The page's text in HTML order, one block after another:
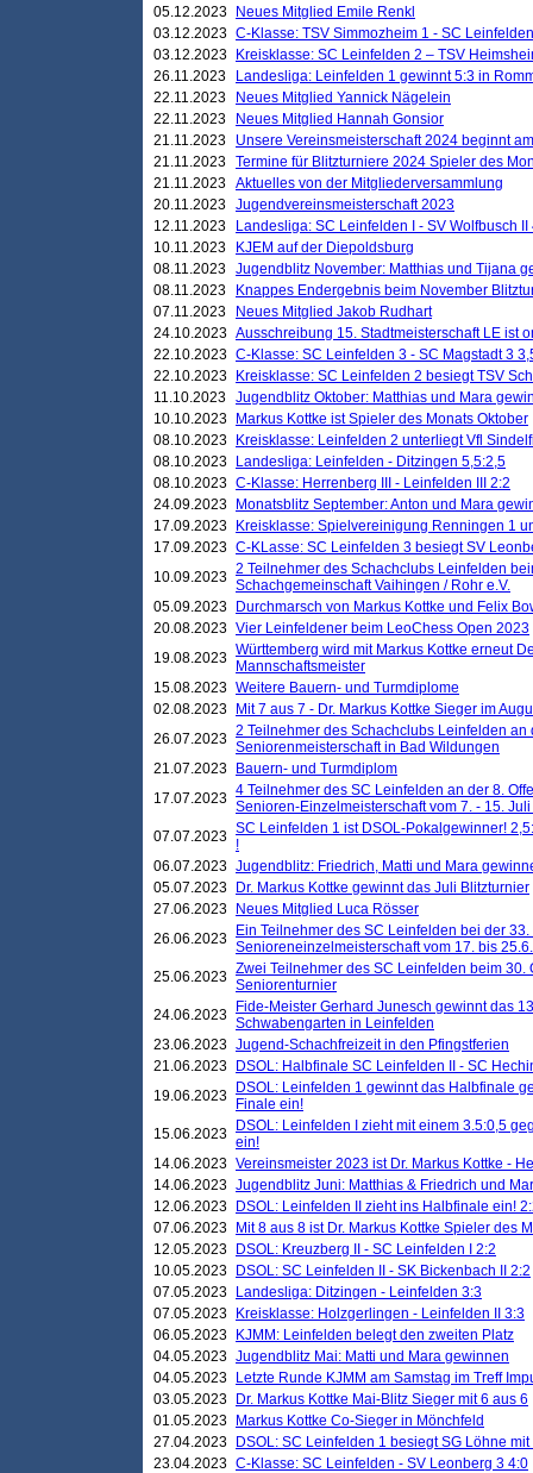
05.12.2023
Neues Mitglied Emile Renkl
03.12.2023 C-Klasse: TSV Simmozheim 1 - SC
03.12.2023
Kreisklasse: SC Leinfelden 2 – TSV
26.11.2023
Landesliga: Leinfelden 1 gewinnt 5:3 in
22.11.2023
Neues Mitglied Yannick Nägelein
22.11.2023
Neues Mitglied Hannah Gonsior
21.11.2023
Unsere Vereinsmeisterschaft 2024 beginnt
21.11.2023 Termine für Blitzturniere 2024 Spieler des
21.11.2023 Aktuelles von der Mitgliederversammlung
20.11.2023 Jugendvereinsmeisterschaft 2023
12.11.2023
Landesliga: SC Leinfelden I - SV Wolfbusch II
10.11.2023
KJEM auf der Diepoldsburg
08.11.2023 Jugendblitz November: Matthias und Tijana
08.11.2023
Knappes Endergebnis beim November
07.11.2023
Neues Mitglied Jakob Rudhart
24.10.2023 Ausschreibung 15. Stadtmeisterschaft LE ist
22.10.2023 C-Klasse: SC Leinfelden 3 - SC Magstadt 3
22.10.2023
Kreisklasse: SC Leinfelden 2 besiegt TSV
11.10.2023 Jugendblitz Oktober: Matthias und Mara
10.10.2023
Markus Kottke ist Spieler des Monats Oktober
08.10.2023
Kreisklasse: Leinfelden 2 unterliegt Vfl
08.10.2023
Landesliga: Leinfelden - Ditzingen 5,5:2,5
08.10.2023 C-Klasse: Herrenberg III - Leinfelden III 2:2
24.09.2023
Monatsblitz September: Anton und Mara
17.09.2023
Kreisklasse: Spielvereinigung Renningen 1
17.09.2023 C-KLasse: SC Leinfelden 3 besiegt SV
10.09.2023 2 Teilnehmer des Schachclubs Leinfelden
Schachgemeinschaft Vaihingen / Rohr e.V.
05.09.2023
Durchmarsch von Markus Kottke und Felix
20.08.2023 Vier Leinfeldener beim LeoChess Open 2023
19.08.2023 Württemberg wird mit Markus Kottke erneut
Mannschaftsmeister
15.08.2023 Weitere Bauern- und Turmdiplome
02.08.2023
Mit 7 aus 7 - Dr. Markus Kottke Sieger im
26.07.2023 2 Teilnehmer des Schachclubs Leinfelden an
Seniorenmeisterschaft in Bad Wildungen
21.07.2023
Bauern- und Turmdiplom
17.07.2023 4 Teilnehmer des SC Leinfelden an der 8.
Senioren-Einzelmeisterschaft vom 7. - 15.
07.07.2023 SC Leinfelden 1 ist DSOL-Pokalgewinner!
!
06.07.2023 Jugendblitz: Friedrich, Matti und Mara
05.07.2023
Dr. Markus Kottke gewinnt das Juli Blitzturnier
27.06.2023
Neues Mitglied Luca Rösser
26.06.2023
Ein Teilnehmer des SC Leinfelden bei der
Senioreneinzelmeisterschaft vom 17. bis
25.06.2023 Zwei Teilnehmer des SC Leinfelden beim
Seniorenturnier
24.06.2023
Fide-Meister Gerhard Junesch gewinnt das
Schwabengarten in Leinfelden
23.06.2023 Jugend-Schachfreizeit in den Pfingstferien
21.06.2023
DSOL: Halbfinale SC Leinfelden II - SC
19.06.2023
DSOL: Leinfelden 1 gewinnt das Halbfinale
Finale ein!
15.06.2023
DSOL: Leinfelden I zieht mit einem 3.5:0,5
ein!
14.06.2023 Vereinsmeister 2023 ist Dr. Markus Kottke -
14.06.2023 Jugendblitz Juni: Matthias & Friedrich und
12.06.2023
DSOL: Leinfelden II zieht ins Halbfinale ein!
07.06.2023
Mit 8 aus 8 ist Dr. Markus Kottke Spieler des
12.05.2023
DSOL: Kreuzberg II - SC Leinfelden I 2:2
10.05.2023
DSOL: SC Leinfelden II - SK Bickenbach II 2:2
07.05.2023
Landesliga: Ditzingen - Leinfelden 3:3
07.05.2023
Kreisklasse: Holzgerlingen - Leinfelden II 3:3
06.05.2023
KJMM: Leinfelden belegt den zweiten Platz
04.05.2023 Jugendblitz Mai: Matti und Mara gewinnen
04.05.2023
Letzte Runde KJMM am Samstag im Treff
03.05.2023
Dr. Markus Kottke Mai-Blitz Sieger mit 6 aus 6
01.05.2023
Markus Kottke Co-Sieger in Mönchfeld
27.04.2023
DSOL: SC Leinfelden 1 besiegt SG Löhne mit
23.04.2023 C-Klasse: SC Leinfelden - SV Leonberg 3 4:0